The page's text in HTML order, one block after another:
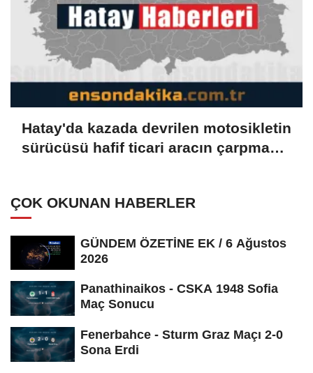
Hatay'da kazada devrilen motosikletin
sürücüsü hafif ticari aracın çarpması
ÇOK OKUNAN HABERLER
GÜNDEM ÖZETİNE EK / 6 Ağustos
2026
Panathinaikos - CSKA 1948 Sofia
Maç Sonucu
Fenerbahce - Sturm Graz Maçı 2-0
Sona Erdi